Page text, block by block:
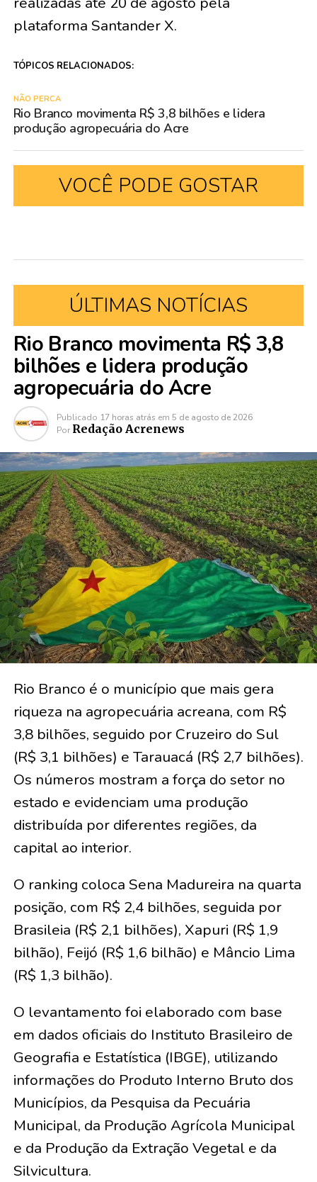
plataforma Santander X.
TÓPICOS RELACIONADOS:
NÃO PERCA
Rio Branco movimenta R$ 3,8 bilhões e lidera
produção agropecuária do Acre
VOCÊ PODE GOSTAR
ÚLTIMAS NOTÍCIAS
Rio Branco movimenta R$ 3,8
bilhões e lidera produção
agropecuária do Acre
Publicado 17 horas atrás em 5 de agosto de 2026
Por Redação Acrenews
Rio Branco é o município que mais gera
riqueza na agropecuária acreana, com R$
3,8 bilhões, seguido por Cruzeiro do Sul
(R$ 3,1 bilhões) e Tarauacá (R$ 2,7 bilhões).
Os números mostram a força do setor no
estado e evidenciam uma produção
distribuída por diferentes regiões, da
capital ao interior.
O ranking coloca Sena Madureira na quarta
posição, com R$ 2,4 bilhões, seguida por
Brasileia (R$ 2,1 bilhões), Xapuri (R$ 1,9
bilhão), Feijó (R$ 1,6 bilhão) e Mâncio Lima
(R$ 1,3 bilhão).
O levantamento foi elaborado com base
em dados oficiais do Instituto Brasileiro de
Geografia e Estatística (IBGE), utilizando
informações do Produto Interno Bruto dos
Municípios, da Pesquisa da Pecuária
Municipal, da Produção Agrícola Municipal
e da Produção da Extração Vegetal e da
Silvicultura.